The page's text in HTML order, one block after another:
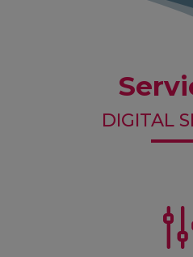
DIGITAL